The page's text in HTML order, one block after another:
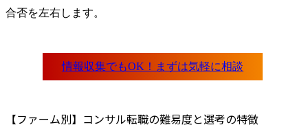
合否を左右します。
【ファーム別】コンサル転職の難易度と選考の特徴